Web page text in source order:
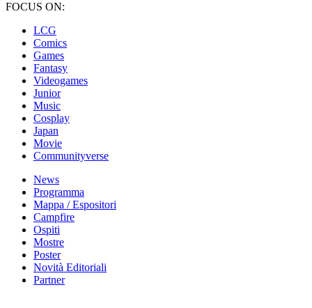
FOCUS ON:
LCG
Comics
Games
Fantasy
Videogames
Junior
Music
Cosplay
Japan
Movie
Communityverse
News
Programma
Mappa / Espositori
Campfire
Ospiti
Mostre
Poster
Novità Editoriali
Partner